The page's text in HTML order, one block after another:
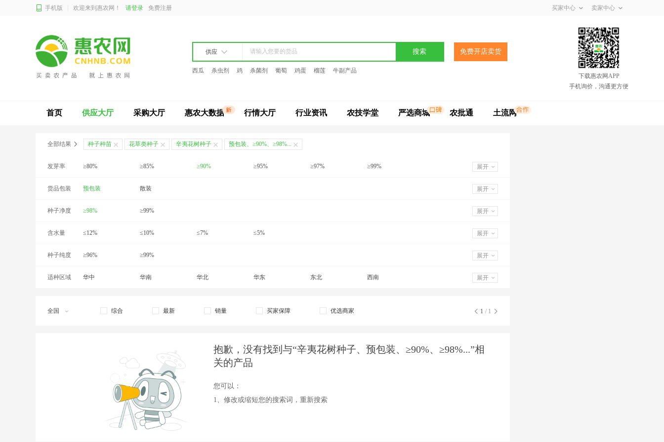
手机版 欢迎来到惠农网！ 请登录 免费注册 买家中心 卖家中心
供应 搜索 免费开店卖货
西瓜 杀虫剂 鸡 杀菌剂 葡萄 鸡蛋 榴莲
牛副产品
下载惠农网APP
手机询价，沟通更方便
首页 供应大厅 采购大厅 惠农大数据 行情大厅 行业资讯 农技学堂 严选商城 农批通 土流网
全部结果 种子种苗 花草类种子 辛夷花树种子 预包装、≥90%、≥98%...
发芽率 ≥80% ≥85% ≥90% ≥95% ≥97% ≥99% 展开
货品包装 预包装 散装 展开
种子净度 ≥98% ≥99% 展开
含水量 ≤12% ≤10% ≤7% ≤5% 展开
种子纯度 ≥96% ≥99% 展开
适种区域 华中 华南 华北 华东 东北 西南 展开
全国 综合 最新 销量 买家保障 优选商家 1 / 1
抱歉，没有找到与“辛夷花树种子、预包装、≥90%、≥98%...”相
关的产品
您可以：
1、修改或缩短您的搜索词，重新搜索